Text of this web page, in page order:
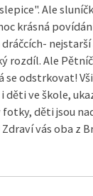
Ale
krásná
nejstarší
rozdíl. Ale
se odstrkovat!
děti ve škole,
fotky, děti jsou
vás oba z